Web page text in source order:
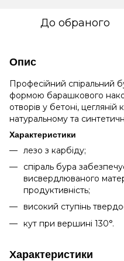
До обраного
Опис
Професійний спіральний
формою барашкового
отворів у бетоні, цегляній
натуральному та
Характеристики
лезо з карбіду;
спіраль бура
висвердлюваного
продуктивність;
високий ступінь
кут при вершині 130°.
Характеристики